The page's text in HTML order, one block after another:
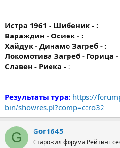
Истра 1961 - Шибеник - :
Вараждин - Осиек - :
Хайдук - Динамо Загреб - :
Локомотива Загреб - Горица -
Славен - Риека - :
Результаты тура: https://
bin/showres.pl?comp=ccro32
G Gor1645
Старожил форума Рейтинг